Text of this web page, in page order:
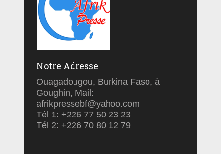
Notre Adresse
Ouagadougou, Burkina Faso, à
Goughin, Mail:
afrikpressebf@yahoo.com
Tél 1: +226 77 50 23 23
Tél 2: +226 70 80 12 79